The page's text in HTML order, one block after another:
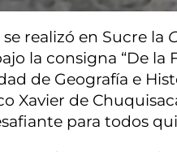
realizó en Sucre la
la consigna “De
de Geografía e
Xavier de
para todos